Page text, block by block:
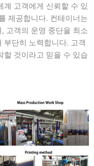
계 고객에게 신뢰할 수 있
제공합니다. 컨테이너는
고객의 운영 중단을 최소
부단히 노력합니다. 고객
할 것이라고 믿을 수 있습